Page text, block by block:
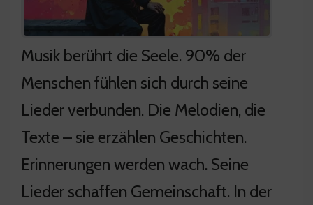
Musik berührt die Seele. 90% der
Menschen fühlen sich durch seine
Lieder verbunden. Die Melodien, die
Texte – sie erzählen Geschichten.
Erinnerungen werden wach. Seine
Lieder schaffen Gemeinschaft. In der